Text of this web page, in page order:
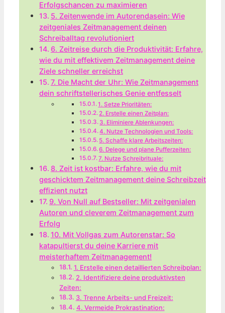
Erfolgschancen zu maximieren
5. Zeitenwende im Autorendasein: Wie
zeitgeniales Zeitmanagement deinen
Schreiballtag revolutioniert
6. Zeitreise durch die Produktivität: Erfahre,
wie du mit effektivem Zeitmanagement deine
Ziele schneller erreichst
7. Die Macht der Uhr: Wie Zeitmanagement
dein schriftstellerisches Genie entfesselt
1. Setze Prioritäten:
2. Erstelle einen Zeitplan:
3. Eliminiere Ablenkungen:
4. Nutze Technologien und Tools:
5. Schaffe klare Arbeitszeiten:
6. Delege und plane Pufferzeiten:
7. Nutze Schreibrituale:
8. Zeit ist kostbar: Erfahre, wie du mit
geschicktem Zeitmanagement deine Schreibzeit
effizient nutzt
9. Von Null auf Bestseller: Mit zeitgenialen
Autoren und cleverem Zeitmanagement zum
Erfolg
10. Mit Vollgas zum Autorenstar: So
katapultierst du deine Karriere mit
meisterhaftem Zeitmanagement!
1. Erstelle einen detaillierten Schreibplan:
2. Identifiziere deine produktivsten
Zeiten:
3. Trenne Arbeits- und Freizeit:
4. Vermeide Prokrastination: